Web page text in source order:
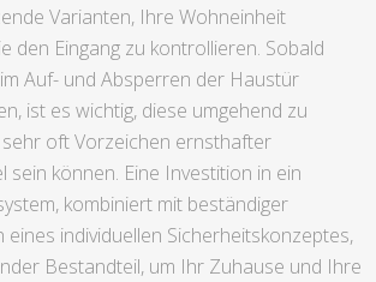
Varianten, Ihre Wohneinheit
den Eingang zu kontrollieren. Sobald
Auf- und Absperren der Haustür
ist es wichtig, diese umgehend zu
sehr oft Vorzeichen ernsthafter
sein können. Eine Investition in ein
kombiniert mit beständiger
eines individuellen Sicherheitskonzeptes,
Bestandteil, um Ihr Zuhause und Ihre